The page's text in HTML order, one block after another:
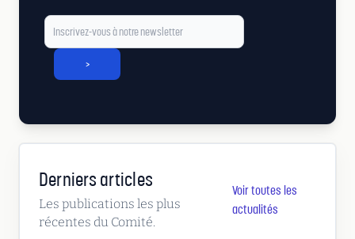
>
Derniers articles
Les publications les plus
récentes du Comité.
Voir toutes les
actualités